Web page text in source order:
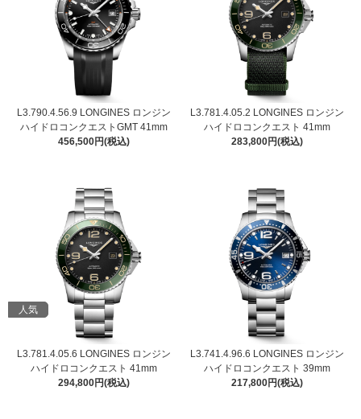
L3.790.4.56.9 LONGINES ロンジン
ハイドロコンクエストGMT 41mm
456,500円(税込)
L3.781.4.05.2 LONGINES ロンジン
ハイドロコンクエスト 41mm
283,800円(税込)
人気
L3.781.4.05.6 LONGINES ロンジン
ハイドロコンクエスト 41mm
294,800円(税込)
L3.741.4.96.6 LONGINES ロンジン
ハイドロコンクエスト 39mm
217,800円(税込)